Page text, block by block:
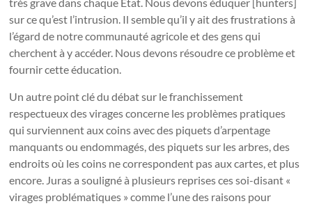
sur ce qu’est l’intrusion. Il semble qu’il y ait des frustrations à
l’égard de notre communauté agricole et des gens qui
cherchent à y accéder. Nous devons résoudre ce problème et
fournir cette éducation.
Un autre point clé du débat sur le franchissement
respectueux des virages concerne les problèmes pratiques
qui surviennent aux coins avec des piquets d’arpentage
manquants ou endommagés, des piquets sur les arbres, des
endroits où les coins ne correspondent pas aux cartes, et plus
encore. Juras a souligné à plusieurs reprises ces soi-disant «
virages problématiques » comme l’une des raisons pour